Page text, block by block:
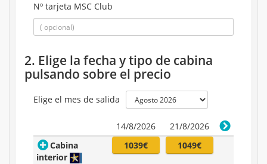
Nº tarjeta MSC Club
2. Elige la fecha y tipo de cabina
pulsando sobre el precio
Elige el mes de salida
14/8/2026
21/8/2026
Cabina
interior
1039€ 1049€